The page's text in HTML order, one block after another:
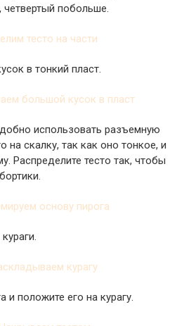
побольше.
в тонкий пласт.
использовать разъемную
на скалку, так как оно тонкое, и
Распределите тесто так, чтобы
и положите его на курагу.